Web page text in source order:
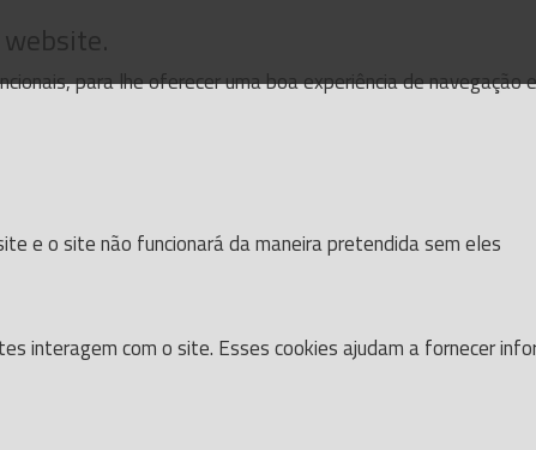
para lhe oferecer uma boa experiência de navegação
e o site não funcionará da maneira pretendida sem eles
interagem com o site. Esses cookies ajudam a fornecer